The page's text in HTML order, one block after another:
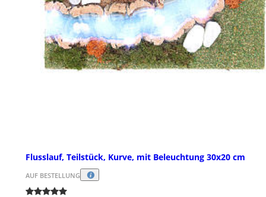
Flusslauf, Teilstück, Kurve, mit Beleuchtung 30x20 cm
AUF BESTELLUNG